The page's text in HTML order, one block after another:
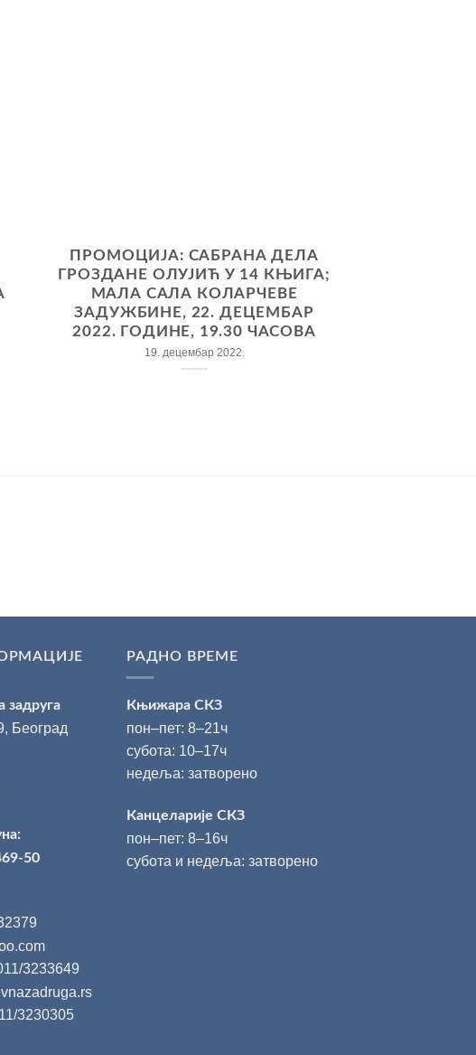
ПРОМОЦИЈА: САБРАНА ДЕЛА
ГРОЗДАНЕ ОЛУЈИЋ У 14 КЊИГА;
МАЛА САЛА КОЛАРЧЕВЕ
ЗАДУЖБИНЕ, 22. ДЕЦЕМБАР
2022. ГОДИНЕ, 19.30 ЧАСОВА
19. децембар 2022.
задруга
Београд
50
3233649
3230305
РАДНО ВРЕМЕ
Књижара СКЗ
пон‒пет: 8‒21ч
субота: 10‒17ч
недеља: затворено
Канцеларије СКЗ
пон‒пет: 8‒16ч
субота и недеља: затворено